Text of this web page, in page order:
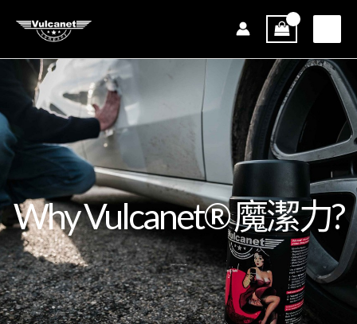
容
Why Vulcanet® 魔潔力?